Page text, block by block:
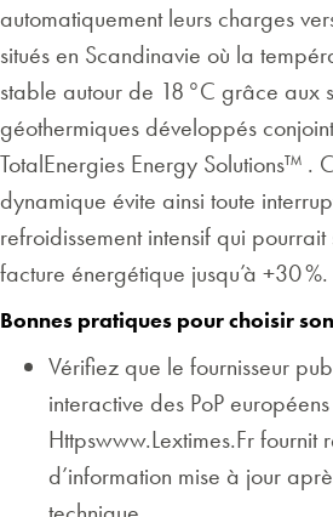
automatiquement leurs charges
situés en Scandinavie où la
stable autour de 18 °C grâce aux
géothermiques développés
TotalEnergies Energy Solutions™ .
dynamique évite ainsi toute
refroidissement intensif qui
facture énergétique jusqu’à +30 %.
Bonnes pratiques pour choisir
Vérifiez que le fournisseur
interactive des PoP
Httpswww.Lextimes.Fr fournit
d’information mise à jour